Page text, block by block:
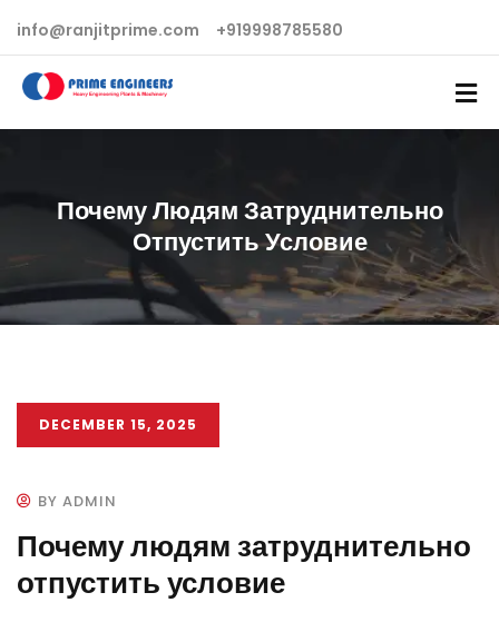
info@ranjitprime.com +919998785580
Почему Людям Затруднительно
Отпустить Условие
DECEMBER 15, 2025
BY ADMIN
Почему людям затруднительно
отпустить условие